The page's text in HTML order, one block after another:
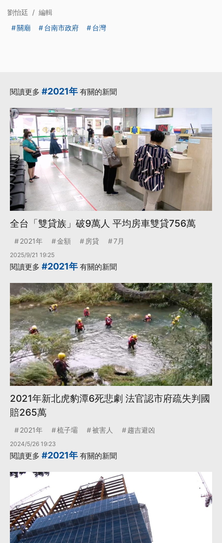
劉怡廷 / 編輯
關廟
台南市政府 台灣
閱讀更多 #2021年 有關的新聞
全台「雙貸族」破9萬人 平均房車雙貸756萬
2021年 金額 房貸 7月
2025/9/21 19:25
閱讀更多 #2021年 有關的新聞
2021年新北虎豹潭6死悲劇 法官認市府疏失判國
賠265萬
2021年 梳子壩 被害人 趨吉避凶
2024/5/26 19:23
閱讀更多 #2021年 有關的新聞